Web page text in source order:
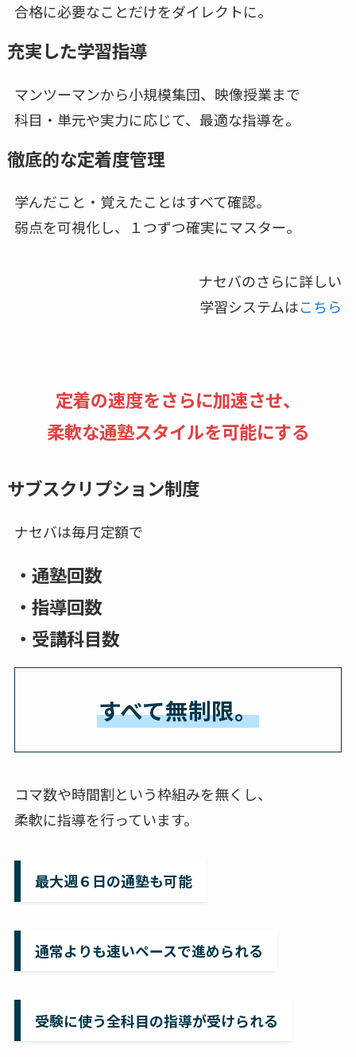
合格に必要なことだけをダイレクトに。
充実した学習指導
マンツーマンから小規模集団、映像授業まで
科目・単元や実力に応じて、最適な指導を。
徹底的な定着度管理
学んだこと・覚えたことはすべて確認。
弱点を可視化し、１つずつ確実にマスター。
ナセバのさらに詳しい
学習システムはこちら
定着の速度をさらに加速させ、
柔軟な通塾スタイルを可能にする
サブスクリプション制度
ナセバは毎月定額で
・通塾回数
・指導回数
・受講科目数
すべて無制限。
コマ数や時間割という枠組みを無くし、
柔軟に指導を行っています。
最大週６日の通塾も可能
通常よりも速いペースで進められる
受験に使う全科目の指導が受けられる